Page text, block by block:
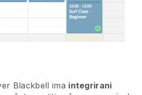
Blackbell ima integrirani